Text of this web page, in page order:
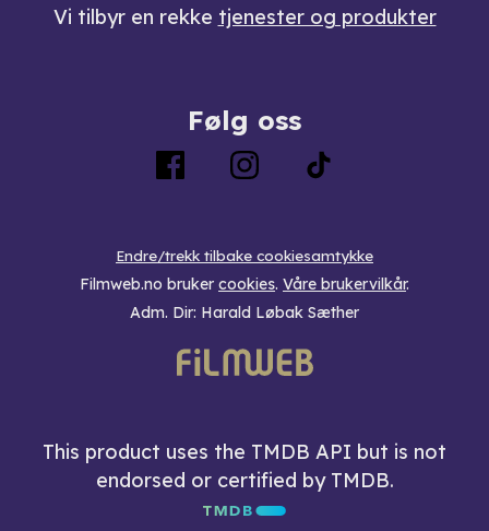
Vi tilbyr en rekke tjenester og produkter
Følg oss
Endre/trekk tilbake cookiesamtykke
Filmweb.no bruker cookies. Våre brukervilkår.
Adm. Dir: Harald Løbak Sæther
This product uses the TMDB API but is not
endorsed or certified by TMDB.